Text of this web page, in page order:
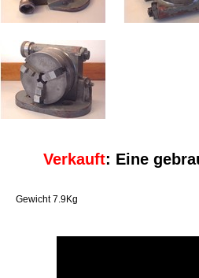
Verkauft: Eine
Gewicht 7.9Kg